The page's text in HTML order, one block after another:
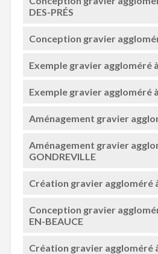
DES-PRÉS
Conception gravier
Exemple gravier aggloméré
Exemple gravier aggloméré
Aménagement gravier
Aménagement gravier
GONDREVILLE
Création gravier aggloméré
Conception gravier
EN-BEAUCE
Création gravier aggloméré à